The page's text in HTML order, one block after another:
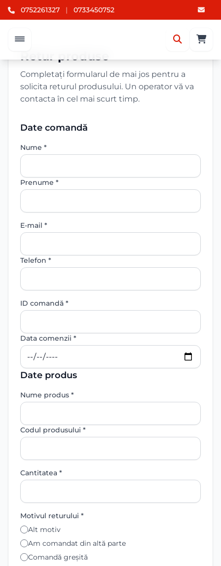
0752261327 | 0733450752
Retur produse
Completați formularul de mai jos pentru a
solicita returul produsului. Un operator vă va
contacta în cel mai scurt timp.
Date comandă
Nume *
Prenume *
E-mail *
Telefon *
ID comandă *
Data comenzii *
Date produs
Nume produs *
Codul produsului *
Cantitatea *
Motivul returului *
Alt motiv
Am comandat din altă parte
Comandă greșită